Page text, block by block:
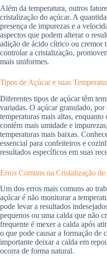
Além da temperatura, outros
cristalização do açúcar. A
presença de impurezas e a
aspectos que podem alterar o
adição de ácido cítrico ou cremor
controlar a cristalização,
mais uniformes.
Tipos de Açúcar e suas
Diferentes tipos de açúcar têm
variadas. O açúcar granulado,
temperaturas mais altas, enquanto
contém mais umidade e
temperaturas mais baixas.
essencial para confeiteiros e
resultados específicos em suas
Erros Comuns na Cristalização
Um dos erros mais comuns ao
açúcar é não monitorar a
pode levar a resultados
pequenos ou uma calda que não
frequente é mexer a calda após
o que pode causar a formação de
importante deixar a calda em
ocorra de forma natural.